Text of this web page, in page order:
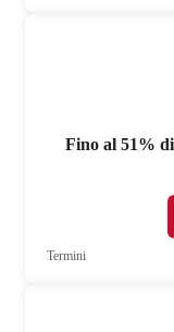
Fino al 51%
Termini